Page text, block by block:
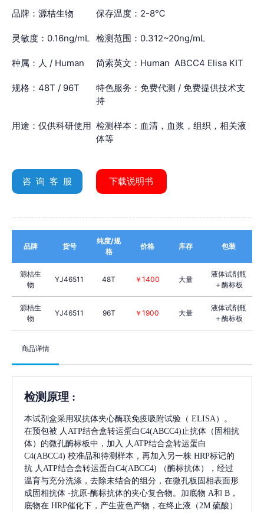
品牌：源桔生物 保存温度：2-8℃
灵敏度：0.16ng/mL 检测范围：0.312~20ng/mL
种属：人 / Human 简索英文：Human ABCC4 Elisa KIT
规格：48T / 96T
特色服务：免费代测 / 免费提供技术支
持
用途：仅供科研使用 检测样本：血清，血浆，组织，相关液
体等
咨 询 客 服 下载说明书
品牌 货号
纯度/规
格
价格 库存 包装
源桔生
物
YJ46511 48T ￥1400 大量
液体试剂瓶
＋酶标板
源桔生
物
YJ46511 96T ￥1900 大量
液体试剂瓶
＋酶标板
商品详情
检测原理 :
本试剂盒采用双抗体夹心酶联免疫吸附试验（ ELISA）。
在预包被 人ATP结合盒转运蛋白C4(ABCC4)止抗体（固相抗
体）的微孔酶标板中，加入 人ATP结合盒转运蛋白
C4(ABCC4) 校准品和待测样本，再加入另一株 HRP标记的
抗 人ATP结合盒转运蛋白C4(ABCC4)
（酶标抗体），经过
温育与充分洗涤，去除未结合的组分，在微孔板固相表面形
成固相抗体 -抗原-酶标抗体的夹心复合物。加底物 A和 B，
底物在 HRP催化下，产生蓝色产物，在终止液（2M 硫酸）